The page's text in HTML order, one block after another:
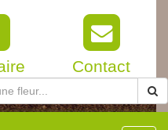
Contact